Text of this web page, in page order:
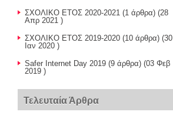
ΣΧΟΛΙΚΟ ΕΤΟΣ 2020-2021 (1 άρθρα) (28
Απρ 2021 )
ΣΧΟΛΙΚΟ ΕΤΟΣ 2019-2020 (10 άρθρα) (30
Ιαν 2020 )
Safer Internet Day 2019 (9 άρθρα) (03 Φεβ
2019 )
Τελευταία Άρθρα